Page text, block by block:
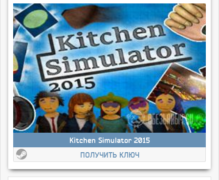
Kitchen Simulator 2015
ПОЛУЧИТЬ КЛЮЧ